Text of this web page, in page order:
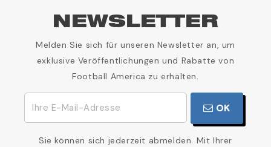
NEWSLETTER
Melden Sie sich für unseren Newsletter an, um
exklusive Veröffentlichungen und Rabatte von
Football America zu erhalten.
OK
Sie können sich jederzeit abmelden. Mit Ihrer